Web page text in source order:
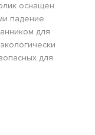
оснащен
падение
для
для